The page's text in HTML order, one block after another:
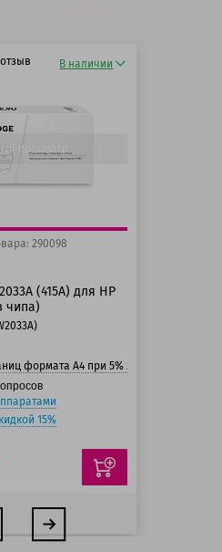
В наличии
просмотр
290098
(415A) для HP
чипа)
формата А4 при 5% заполнении
15%